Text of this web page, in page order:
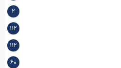
۲
۱۱۲
۱۱۲
۶۰